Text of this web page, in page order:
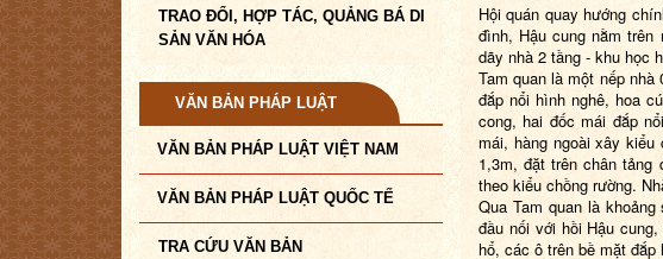
TRAO ĐỔI, HỢP TÁC, QUẢNG BÁ DI
SẢN VĂN HÓA
VĂN BẢN PHÁP LUẬT
VĂN BẢN PHÁP LUẬT VIỆT NAM
VĂN BẢN PHÁP LUẬT QUỐC TẾ
TRA CỨU VĂN BẢN
Hội quán quay hướng
đình, Hậu cung nằm
dãy nhà 2 tầng - khu học
Tam quan là một nếp
đắp nổi hìnhnghê, hoa
cong, hai đốc mái đắp
mái, hàng ngoài xây
1,3m, đặt trên chân
theo kiểu chồng rường.
Qua Tam quan là
đầu nối với hồi Hậu
hổ, các ô trên bề mặt đắp